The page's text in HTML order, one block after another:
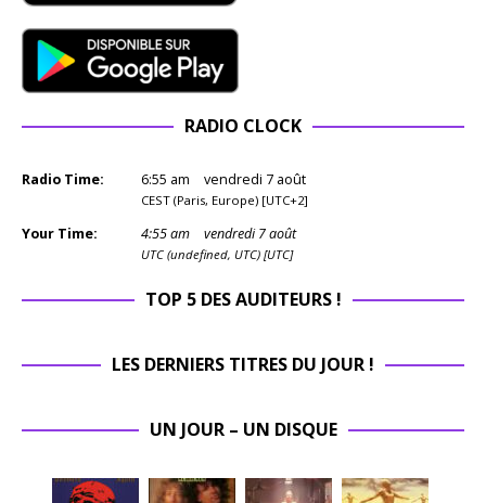
RADIO CLOCK
Radio Time: 6:55 am vendredi 7 août
CEST (Paris, Europe) [UTC+2]
Your Time: 4:55am vendredi 7 août
UTC (undefined, UTC) [UTC]
TOP 5 DES AUDITEURS !
LES DERNIERS TITRES DU JOUR !
UN JOUR – UN DISQUE